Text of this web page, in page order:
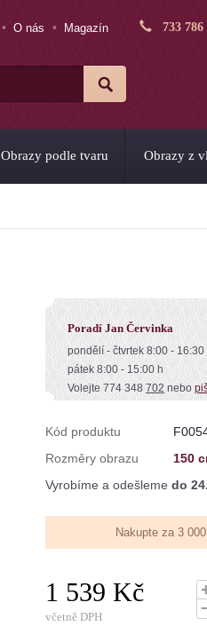
O nás
Magazín
733 786
Obrazy podle tvaru Obrazy z
Poradí Jan Červinka
pondělí - čtvrtek 8:00 - 16:30
pátek 8:00 - 15:00 h
Volejte 774 348 702 nebo
Kód produktu
Rozměry obrazu
150
Vyrobíme a odešleme do
Nakupte za 3
1 539 Kč
včetně DPH